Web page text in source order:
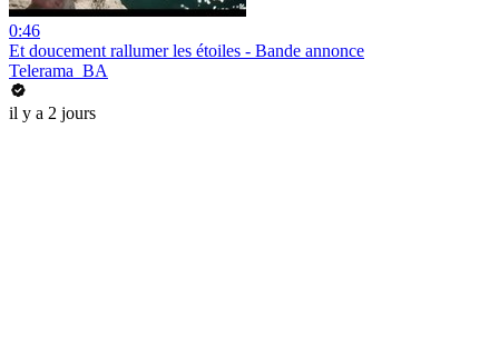
0:46
Et doucement rallumer les étoiles - Bande annonce
Telerama_BA
il y a 2 jours